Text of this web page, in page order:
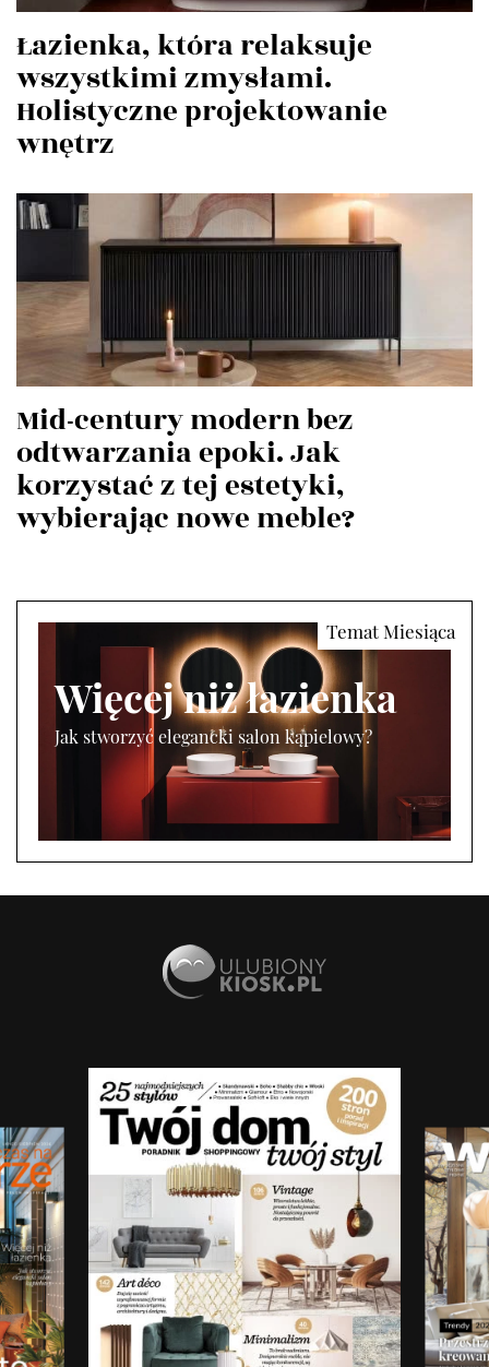
Łazienka, która relaksuje
wszystkimi zmysłami.
Holistyczne projektowanie
wnętrz
Mid-century modern bez
odtwarzania epoki. Jak
korzystać z tej estetyki,
wybierając nowe meble?
Więcej niż łazienka
Jak stworzyć elegancki salon kąpielowy?